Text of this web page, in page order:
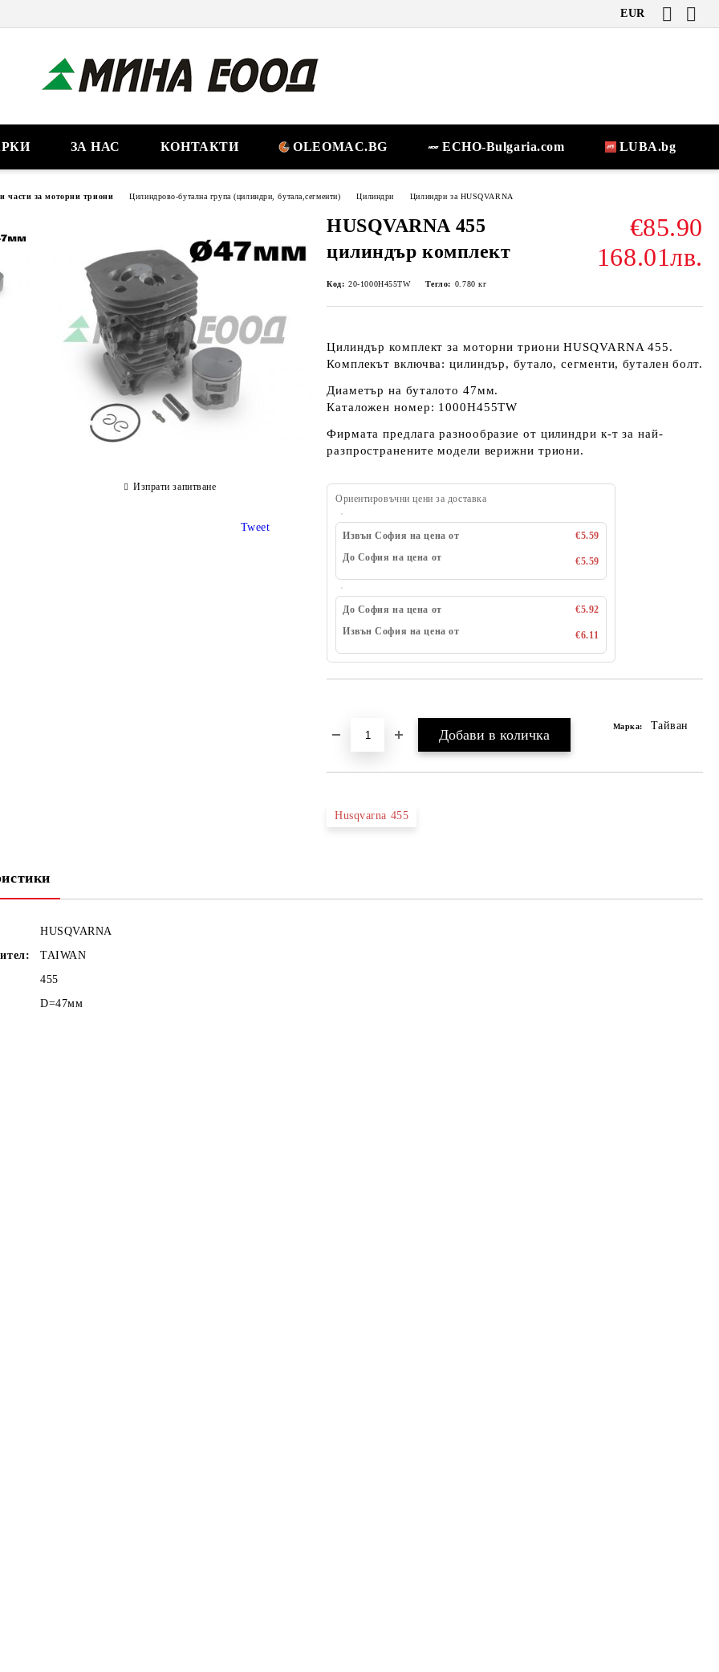
EUR
ЗА НАС КОНТАКТИ OLEOMAC.BG ECHO-Bulgaria.com LUBA.bg
части за моторни триони Цилиндрово-бутална група (цилиндри, бутала,сегменти) Цилиндри Цилиндри за HUSQVARNA
HUSQVARNA 455
цилиндър комплект
€85.90
168.01лв.
Код: 20-1000H455TW Тегло: 0.780 кг
Цилиндър комплект за моторни триони HUSQVARNA 455.
Комплекът включва: цилиндър, бутало, сегменти, бутален болт.
Диаметър на буталото 47мм.
Каталожен номер: 1000H455TW
Фирмата предлага разнообразие от цилиндри к-т за най-
разпространените модели верижни триони.
Ориентировъчни цени за доставка
Извън София на цена от
€5.59
До София на цена от
€5.59
До София на цена от
€5.92
Извън София на цена от
€6.11
Марка: Тайван
Husqvarna 455
Изпрати запитване
Tweet
HUSQVARNA
TAIWAN
455
D=47мм